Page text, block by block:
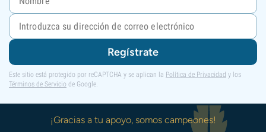
Regístrate
Este sitio está protegido por reCAPTCHA y se aplican la Política de Privacidad y los
Términos de Servicio de Google.
¡Gracias a tu apoyo, somos campeones!